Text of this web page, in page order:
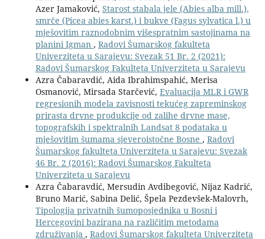
Azer Jamaković, Starost stabala jele (Abies alba mill.),
smrče (Picea abies karst.) i bukve (Fagus sylvatica l.) u
mješovitim raznodobnim višespratnim sastojinama na
planini Igman , Radovi Šumarskog fakulteta
Univerziteta u Sarajevu: Svezak 51 Br. 2 (2021):
Radovi Šumarskog Fakulteta Univerziteta u Sarajevu
Azra Čabaravdić, Aida Ibrahimspahić, Merisa
Osmanović, Mirsada Starčević, Evaluacija MLR i GWR
regresionih modela zavisnosti tekućeg zapreminskog
prirasta drvne produkcije od zalihe drvne mase,
topografskih i spektralnih Landsat 8 podataka u
mješovitim šumama sjeveroistočne Bosne , Radovi
Šumarskog fakulteta Univerziteta u Sarajevu: Svezak
46 Br. 2 (2016): Radovi Šumarskog Fakulteta
Univerziteta u Sarajevu
Azra Čabaravdić, Mersudin Avdibegović, Nijaz Kadrić,
Bruno Marić, Sabina Delić, Špela Pezdevšek-Malovrh,
Tipologija privatnih šumoposjednika u Bosni i
Hercegovini bazirana na različitim metodama
združivanja , Radovi Šumarskog fakulteta Univerziteta